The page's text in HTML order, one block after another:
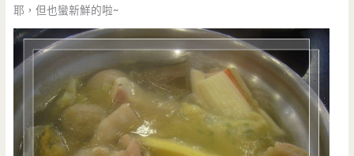
耶，但也蠻新鮮的啦~